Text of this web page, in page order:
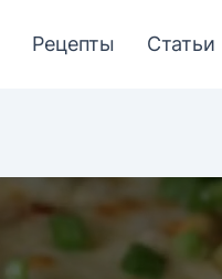
Рецепты Статьи